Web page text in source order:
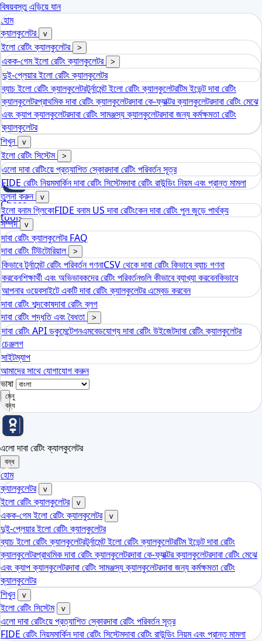
বিষয়বস্তু এড়িয়ে যান
Chess
tools
এলো দাবা রেটিং ক্যালকুলেটর
হোম
ক্যালকুলেটর
v
ইলো রেটিং ক্যালকুলেটর >
একক-গেম ইলো রেটিং ক্যালকুলেটর >
দুই-প্লেয়ার ইলো রেটিং ক্যালকুলেটর
ব্যাচ ইলো রেটিং ক্যালকুলেটরটুর্নামেন্ট ইলো রেটিং ক্যালকুলেটরটিম ইভেন্ট দাবা রেটিং
ক্যালকুলেটরপ্রাথমিক দাবা রেটিং ক্যালকুলেটরদাবা কে-ফ্যাক্টর ক্যালকুলেটরদাবা রেটিং মেঝে
এবং ক্যাপ ক্যালকুলেটরদাবা রেটিং সামঞ্জস্য ক্যালকুলেটরদাবা জন্য কর্মক্ষমতা রেটিং
ক্যালকুলেটর
শিখুন
v
ইলো রেটিং সিস্টেম >
এলো দাবা রেটিংয়ে প্রত্যাশিত স্কোরদাবা রেটিং পরিবর্তন সূত্র
FIDE রেটিং নিয়মমার্কিন দাবা রেটিং সিস্টেমদাবা রেটিং রাউন্ডিং নিয়ম এবং প্রান্ত মামলা
তুলনা করুন
v
ইলো বনাম গ্লিকোFIDE বনাম US দাবা রেটিংকেন দাবা রেটিং পুল জুড়ে পার্থক্য
সম্পদ v
দাবা রেটিং ক্যালকুলেটর FAQ
দাবা রেটিং টিউটোরিয়াল
>
কিভাবে টুর্নামেন্ট রেটিং পরিবর্তন গণনাCSV থেকে দাবা রেটিং কিভাবে ব্যাচ গণনা
করবেনশিক্ষার্থী এবং অভিভাবকদের রেটিং পরিবর্তনগুলি কীভাবে ব্যাখ্যা করবেনকিভাবে
আপনার ওয়েবসাইটে একটি দাবা রেটিং ক্যালকুলেটর এম্বেড করবেন
দাবা রেটিং শব্দকোষদাবা রেটিং ব্লগ
দাবা রেটিং পদ্ধতি এবং বৈধতা
>
দাবা রেটিং API ডকুমেন্টেশনএমবেডযোগ্য দাবা রেটিং উইজেটদাবা রেটিং ক্যালকুলেটর
চেঞ্জলগ
সাইটম্যাপ
আমাদের সাথে যোগাযোগ করুন
ভাষা
মেনু
বন্ধ
এলো দাবা রেটিং ক্যালকুলেটর
বন্ধ
হোম
ক্যালকুলেটর
v
ইলো রেটিং ক্যালকুলেটর v
একক-গেম ইলো রেটিং ক্যালকুলেটর v
দুই-প্লেয়ার ইলো রেটিং ক্যালকুলেটর
ব্যাচ ইলো রেটিং ক্যালকুলেটরটুর্নামেন্ট ইলো রেটিং ক্যালকুলেটরটিম ইভেন্ট দাবা রেটিং
ক্যালকুলেটরপ্রাথমিক দাবা রেটিং ক্যালকুলেটরদাবা কে-ফ্যাক্টর ক্যালকুলেটরদাবা রেটিং মেঝে
এবং ক্যাপ ক্যালকুলেটরদাবা রেটিং সামঞ্জস্য ক্যালকুলেটরদাবা জন্য কর্মক্ষমতা রেটিং
ক্যালকুলেটর
শিখুন
v
ইলো রেটিং সিস্টেম v
এলো দাবা রেটিংয়ে প্রত্যাশিত স্কোরদাবা রেটিং পরিবর্তন সূত্র
FIDE রেটিং নিয়মমার্কিন দাবা রেটিং সিস্টেমদাবা রেটিং রাউন্ডিং নিয়ম এবং প্রান্ত মামলা